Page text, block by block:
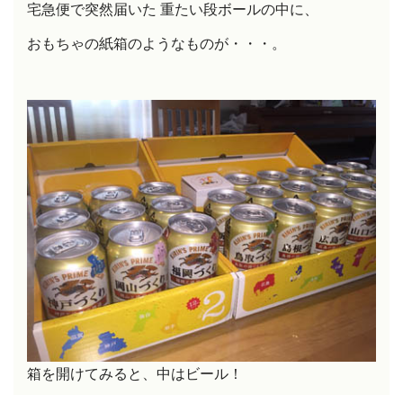
宅急便で突然届いた 重たい段ボールの中に、
おもちゃの紙箱のようなものが・・・。
箱を開けてみると、中はビール！